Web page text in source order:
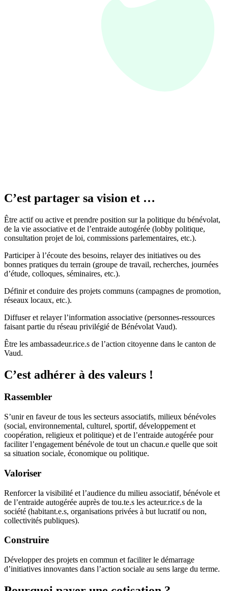
C’est partager sa vision et …
Être actif ou active et prendre position sur la politique du bénévolat,
de la vie associative et de l’entraide autogérée (lobby politique,
consultation projet de loi, commissions parlementaires, etc.).
Participer à l’écoute des besoins, relayer des initiatives ou des
bonnes pratiques du terrain (groupe de travail, recherches, journées
d’étude, colloques, séminaires, etc.).
Définir et conduire des projets communs (campagnes de promotion,
réseaux locaux, etc.).
Diffuser et relayer l’information associative (personnes-ressources
faisant partie du réseau privilégié de Bénévolat Vaud).
Être les ambassadeur.rice.s de l’action citoyenne dans le canton de
Vaud.
C’est adhérer à des valeurs !
Rassembler
S’unir en faveur de tous les secteurs associatifs, milieux bénévoles
(social, environnemental, culturel, sportif, développement et
coopération, religieux et politique) et de l’entraide autogérée pour
faciliter l’engagement bénévole de tout un chacun.e quelle que soit
sa situation sociale, économique ou politique.
Valoriser
Renforcer la visibilité et l’audience du milieu associatif, bénévole et
de l’entraide autogérée auprès de tou.te.s les acteur.rice.s de la
société (habitant.e.s, organisations privées à but lucratif ou non,
collectivités publiques).
Construire
Développer des projets en commun et faciliter le démarrage
d’initiatives innovantes dans l’action sociale au sens large du terme.